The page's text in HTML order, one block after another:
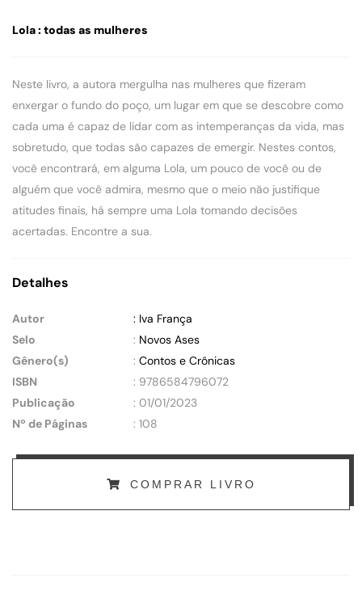
Lola : todas as mulheres
Neste livro, a autora mergulha nas mulheres que fizeram
enxergar o fundo do poço, um lugar em que se descobre como
cada uma é capaz de lidar com as intemperanças da vida, mas
sobretudo, que todas são capazes de emergir. Nestes contos,
você encontrará, em alguma Lola, um pouco de você ou de
alguém que você admira, mesmo que o meio não justifique
atitudes finais, há sempre uma Lola tomando decisões
acertadas. Encontre a sua.
Detalhes
Autor
: Iva França
Selo
: Novos Ases
Gênero(s)
: Contos e Crônicas
ISBN
: 9786584796072
Publicação
: 01/01/2023
Nº de Páginas
: 108
COMPRAR LIVRO